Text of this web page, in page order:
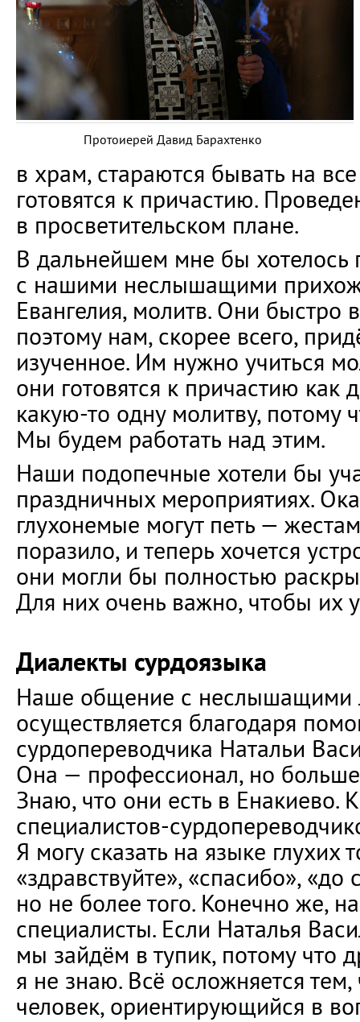
Протоиерей Давид Барахтенко
в храм, стараются бывать на
готовятся к причастию.
в просветительском плане.
В дальнейшем мне бы хотелось
с нашими неслышащими
Евангелия, молитв. Они быстро
поэтому нам, скорее всего,
изученное. Им нужно учиться
они готовятся к причастию как
какую-то одну молитву, потому
Мы будем работать над этим.
Наши подопечные хотели бы
праздничных мероприятиях.
глухонемые могут петь —
поразило, и теперь хочется
они могли бы полностью
Для них очень важно, чтобы их
Диалекты сурдоязыка
Наше общение с неслышащими
осуществляется благодаря
сурдопереводчика Натальи
Она — профессионал, но больше
Знаю, что они есть в Енакиево.
специалистов-
Я могу сказать на языке глухих
«здравствуйте», «спасибо», «до
но не более того. Конечно же,
специалисты. Если Наталья
мы зайдём в тупик, потому что
я не знаю. Всё осложняется
человек, ориентирующийся в